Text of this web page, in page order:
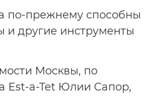
по-прежнему способны
и другие инструменты
Москвы, по
Est-a-Tet Юлии Сапор,